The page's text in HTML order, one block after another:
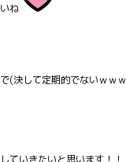
ね
(決して定期的でないｗｗ
ていきたいと思います！！